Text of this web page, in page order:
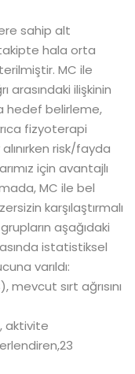
sahip alt
hala orta
MC ile
arasındaki ilişkinin
hedef belirleme,
fizyoterapi
risk/fayda
için avantajlı
MC ile bel
karşılaştırmalı
aşağıdaki
istatistiksel
varıldı:
sırt ağrısını
aktivite